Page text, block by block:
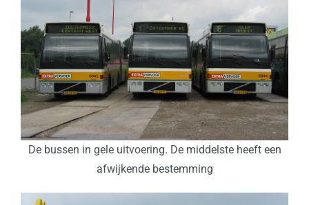
De bussen in gele uitvoering. De middelste heeft een
afwijkende bestemming